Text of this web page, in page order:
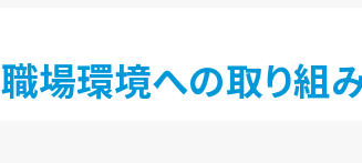
職場環境への取り組